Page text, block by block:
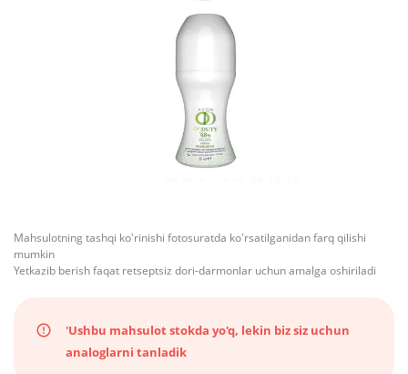
Mahsulotning tashqi ko'rinishi fotosuratda ko'rsatilganidan farq qilishi
mumkin
Yetkazib berish faqat retseptsiz dori-darmonlar uchun amalga oshiriladi
'Ushbu mahsulot stokda yo'q, lekin biz siz uchun
analoglarni tanladik